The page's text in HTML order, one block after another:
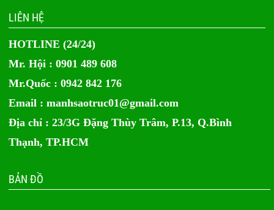
LIÊN HỆ
HOTLINE (24/24)
Mr. Hội : 0901 489 608
Mr.Quốc : 0942 842 176
Email :manhsaotruc01@gmail.com
Địa chỉ : 23/3G Đặng Thùy Trâm, P.13, Q.Bình
Thạnh, TP.HCM
BẢN ĐỒ